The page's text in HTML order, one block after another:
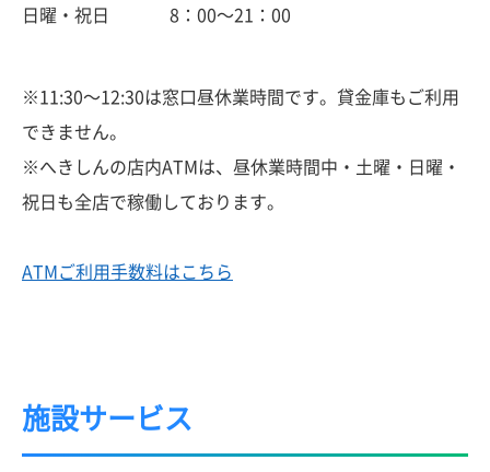
日曜・祝日
8：00～21：00
※11:30～12:30は窓口昼休業時間です。貸金庫もご利用
できません。
※へきしんの店内ATMは、昼休業時間中・土曜・日曜・
祝日も全店で稼働しております。
ATMご利用手数料はこちら
施設サービス